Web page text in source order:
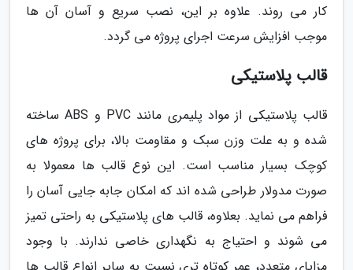
کار می روند. علاوه بر این، نصب سریع و آسان آن ها
موجب افزایش سرعت اجرای پروژه می گردد.
قالب پلاستیکی
قالب پلاستیکی از مواد پلیمری مانند PVC و ABS ساخته
شده و به علت وزن سبک و مقاومت بالا، برای پروژه های
کوچک بسیار مناسب است. این نوع قالب ها معمولا به
صورت مدولار طراحی شده اند که امکان جابه جایی آسان را
فراهم می نماید. بعلاوه، قالب های پلاستیکی به راحتی تمیز
می شوند و احتیاج به نگهداری خاصی ندارند. با وجود